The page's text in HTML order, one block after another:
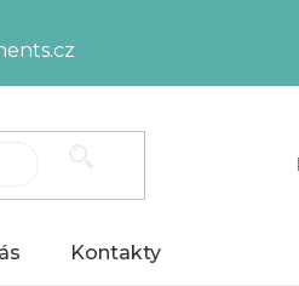
Kontakty